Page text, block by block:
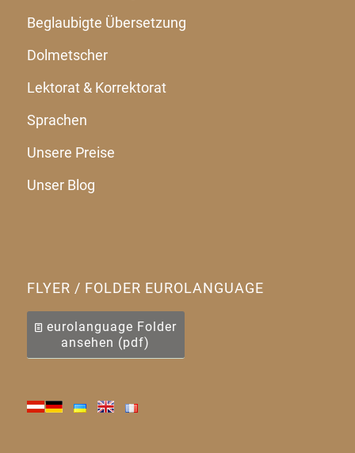
Beglaubigte Übersetzung
Dolmetscher
Lektorat & Korrektorat
Sprachen
Unsere Preise
Unser Blog
FLYER / FOLDER EUROLANGUAGE
eurolanguage Folder
ansehen (pdf)